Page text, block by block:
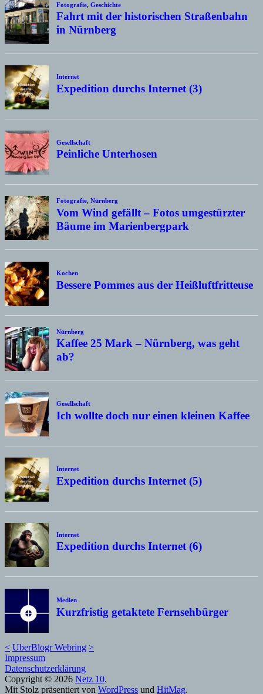
Fotografie, Geschichte
Fahrt mit der historischen Straßenbahn
in Nürnberg
Internet
Expedition durchs Internet (3)
Gesellschaft
Peinliche Unterhosen
Fotografie, Nürnberg
Vom Wind gefällt – Fotos umgestürzter
Bäume im Marienbergpark
Kochen
Bessere Pommes aus der Heißluftfritteuse
Nürnberg
Kaffee 25 Mark – Nürnberg, was geht
ab?
Gesellschaft
Ich wollte doch nur einen kleinen Kaffee
Internet
Expedition durchs Internet (5)
Internet
Expedition durchs Internet (6)
Medien
Kurzfristig getaktete Fernsehbürger
< UberBlogr Webring >
Impressum
Datenschutzerklärung
Copyright © 2026 Netz 10.
Mit Stolz präsentiert von WordPress und HitMag.